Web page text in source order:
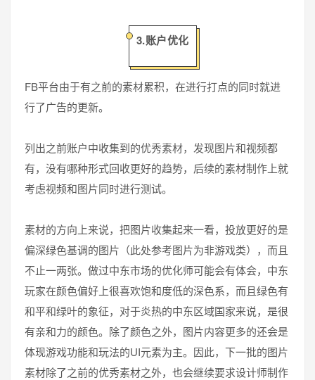
3.账户优化
FB平台由于有之前的素材累积，在进行打点的同时就进
行了广告的更新。
列出之前账户中收集到的优秀素材，发现图片和视频都
有，没有哪种形式回收更好的趋势，后续的素材制作上就
考虑视频和图片同时进行测试。
素材的方向上来说，把图片收集起来一看，投放更好的是
偏深绿色基调的图片（此处参考图片为非游戏类），而且
不止一两张。做过中东市场的优化师可能会有体会，中东
玩家在颜色偏好上很喜欢饱和度低的深色系，而且绿色有
和平和绿叶的象征，对于炎热的中东区域国家来说，是很
有亲和力的颜色。除了颜色之外，图片内容更多的还会是
体现游戏功能和玩法的UI元素为主。因此，下一批的图片
素材除了之前的优秀素材之外，也会继续要求设计师制作